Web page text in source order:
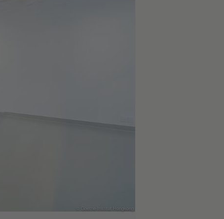
© Goethe-Institut Hongkong